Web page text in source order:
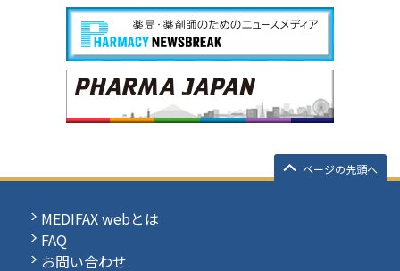
ページの先頭へ
MEDIFAX webとは
FAQ
お問い合わせ